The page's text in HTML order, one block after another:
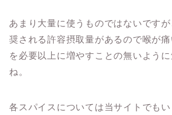
あまり大量に使うものではないです
奨される許容摂取量があるので喉が
を必要以上に増やすことの無いよう
ね。
各スパイスについては当サイトでも